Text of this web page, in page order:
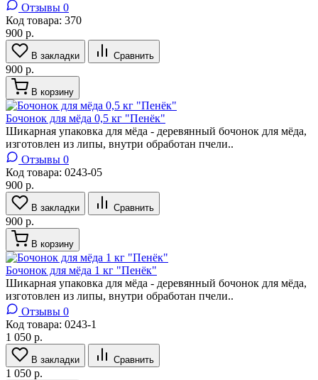
Отзывы 0
Код товара: 370
900 р.
В закладки Сравнить
900 р.
В корзину
Бочонок для мёда 0,5 кг "Пенёк"
Шикарная упаковка для мёда - деревянный бочонок для мёда,
изготовлен из липы, внутри обработан пчели..
Отзывы 0
Код товара: 0243-05
900 р.
В закладки Сравнить
900 р.
В корзину
Бочонок для мёда 1 кг "Пенёк"
Шикарная упаковка для мёда - деревянный бочонок для мёда,
изготовлен из липы, внутри обработан пчели..
Отзывы 0
Код товара: 0243-1
1 050 р.
В закладки Сравнить
1 050 р.